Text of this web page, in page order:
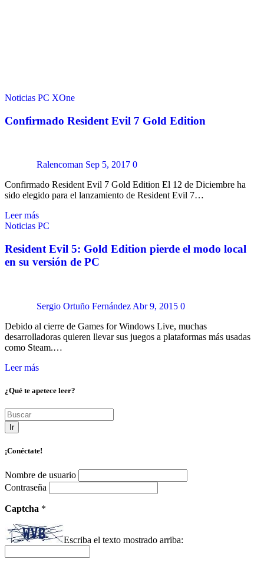
Noticias PC XOne
Confirmado Resident Evil 7 Gold Edition
Ralencoman Sep 5, 2017 0
Confirmado Resident Evil 7 Gold Edition El 12 de Diciembre ha
sido elegido para el lanzamiento de Resident Evil 7…
Leer más
Noticias PC
Resident Evil 5: Gold Edition pierde el modo local
en su versión de PC
Sergio Ortuño Fernández Abr 9, 2015 0
Debido al cierre de Games for Windows Live, muchas
desarrolladoras quieren llevar sus juegos a plataformas más usadas
como Steam.…
Leer más
¿Qué te apetece leer?
Ir
¡Conéctate!
Nombre de usuario
Contraseña
Captcha *
Escriba el texto mostrado arriba: